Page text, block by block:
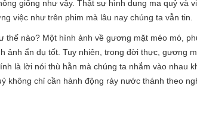
giống như vậy. Thật sự hình dung ma quỷ và
việc như trên phim mà lâu nay chúng ta vẫn tin.
thế nào? Một hình ảnh về gương mặt méo mó,
ảnh ẩn dụ tốt. Tuy nhiên, trong đời thực, gương
là lời nói thù hằn mà chúng ta nhắm vào nhau
không chỉ cần hành động rảy nước thánh theo